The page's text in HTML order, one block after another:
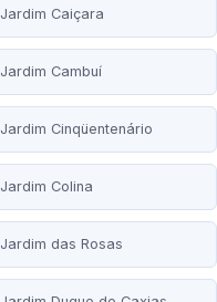
Jardim Caiçara
Jardim Cambuí
Jardim Cinqüentenário
Jardim Colina
Jardim das Rosas